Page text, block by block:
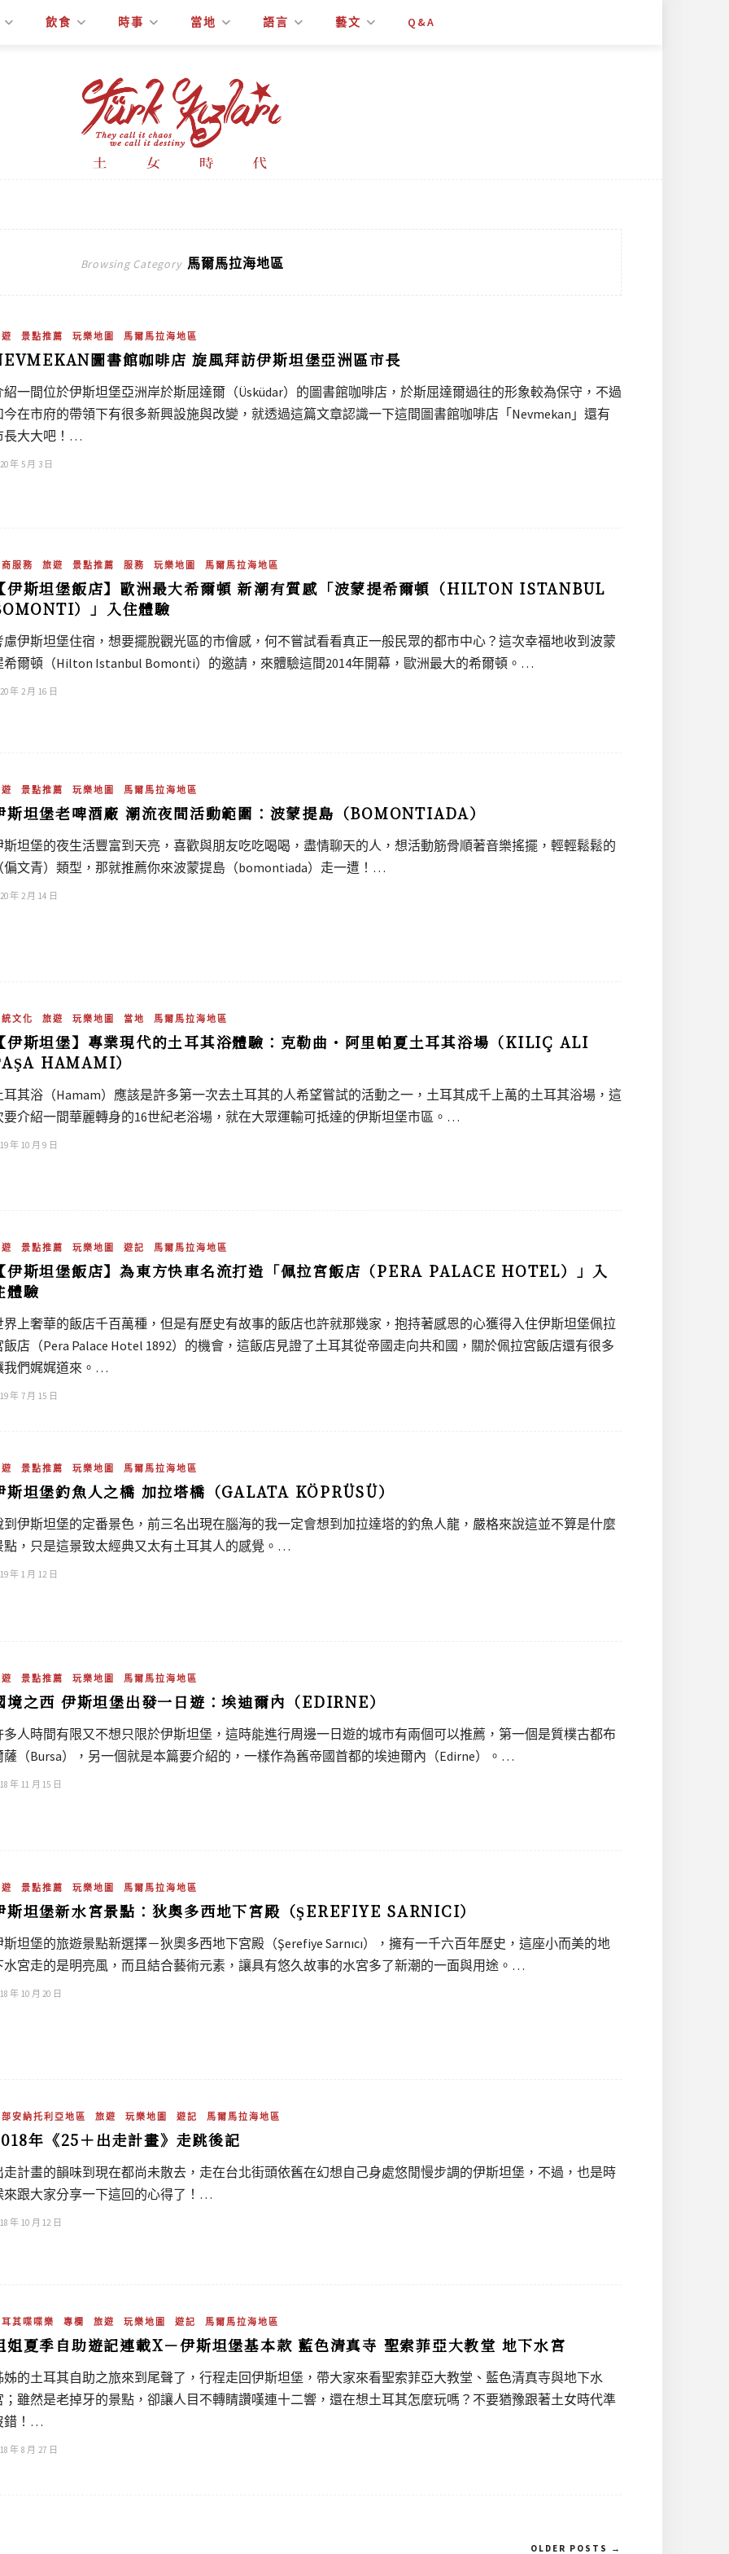
飲食 時事 當地 語言 藝文 Q&A
Browsing Category 馬爾馬拉海地區
景點推薦 玩樂地圖 馬爾馬拉海地區
圖書館咖啡店 旋風拜訪伊斯坦堡亞洲區市長
紹一間位於伊斯坦堡亞洲岸於斯屈達爾（Üsküdar）的圖書館咖啡店，於斯屈達爾過往的形象較為保守，不過
今在市府的帶領下有很多新興設施與改變，就透過這篇文章認識一下這間圖書館咖啡店「Nevmekan」還有
長大大吧！…
年 5 月 3 日
服務 旅遊 景點推薦 服務 玩樂地圖 馬爾馬拉海地區
伊斯坦堡飯店】歐洲最大希爾頓 新潮有質感「波蒙提希爾頓（HILTON ISTANBUL
）」入住體驗
慮伊斯坦堡住宿，想要擺脫觀光區的市儈感，何不嘗試看看真正一般民眾的都市中心？這次幸福地收到波蒙
希爾頓（Hilton Istanbul Bomonti）的邀請，來體驗這間2014年開幕，歐洲最大的希爾頓。…
年 2 月 16 日
景點推薦 玩樂地圖 馬爾馬拉海地區
斯坦堡老啤酒廠 潮流夜間活動範圍：波蒙提島（BOMONTIADA）
斯坦堡的夜生活豐富到天亮，喜歡與朋友吃吃喝喝，盡情聊天的人，想活動筋骨順著音樂搖擺，輕輕鬆鬆的
偏文青）類型，那就推薦你來波蒙提島（bomontiada）走一遭！…
年 2 月 14 日
文化 旅遊 玩樂地圖 當地 馬爾馬拉海地區
伊斯坦堡】專業現代的土耳其浴體驗：克勒曲・阿里帕夏土耳其浴場（KILIÇ ALI
HAMAMI）
耳其浴（Hamam）應該是許多第一次去土耳其的人希望嘗試的活動之一，土耳其成千上萬的土耳其浴場，這
要介紹一間華麗轉身的16世紀老浴場，就在大眾運輸可抵達的伊斯坦堡市區。…
年 10 月 9 日
景點推薦 玩樂地圖 遊記 馬爾馬拉海地區
伊斯坦堡飯店】為東方快車名流打造「佩拉宮飯店（PERA PALACE HOTEL）」入
體驗
界上奢華的飯店千百萬種，但是有歷史有故事的飯店也許就那幾家，抱持著感恩的心獲得入住伊斯坦堡佩拉
飯店（Pera Palace Hotel 1892）的機會，這飯店見證了土耳其從帝國走向共和國，關於佩拉宮飯店還有很多
我們娓娓道來。…
年 7 月 15 日
景點推薦 玩樂地圖 馬爾馬拉海地區
斯坦堡釣魚人之橋 加拉塔橋（GALATA KÖPRÜSÜ）
到伊斯坦堡的定番景色，前三名出現在腦海的我一定會想到加拉達塔的釣魚人龍，嚴格來說這並不算是什麼
點，只是這景致太經典又太有土耳其人的感覺。…
年 1 月 12 日
景點推薦 玩樂地圖 馬爾馬拉海地區
境之西 伊斯坦堡出發一日遊：埃迪爾內（EDIRNE）
多人時間有限又不想只限於伊斯坦堡，這時能進行周邊一日遊的城市有兩個可以推薦，第一個是質樸古都布
薩（Bursa），另一個就是本篇要介紹的，一樣作為舊帝國首都的埃迪爾內（Edirne）。…
年 11 月 15 日
景點推薦 玩樂地圖 馬爾馬拉海地區
斯坦堡新水宮景點：狄奧多西地下宮殿（ŞEREFIYE SARNICI）
斯坦堡的旅遊景點新選擇－狄奧多西地下宮殿（Şerefiye Sarnıcı），擁有一千六百年歷史，這座小而美的地
水宮走的是明亮風，而且結合藝術元素，讓具有悠久故事的水宮多了新潮的一面與用途。…
年 10 月 20 日
安納托利亞地區 旅遊 玩樂地圖 遊記 馬爾馬拉海地區
年《25＋出走計畫》走跳後記
走計畫的韻味到現在都尚未散去，走在台北街頭依舊在幻想自己身處悠閒慢步調的伊斯坦堡，不過，也是時
來跟大家分享一下這回的心得了！…
年 10 月 12 日
其喋喋樂 專欄 旅遊 玩樂地圖 遊記 馬爾馬拉海地區
姐夏季自助遊記連載X－伊斯坦堡基本款 藍色清真寺 聖索菲亞大教堂 地下水宮
姊的土耳其自助之旅來到尾聲了，行程走回伊斯坦堡，帶大家來看聖索菲亞大教堂、藍色清真寺與地下水
；雖然是老掉牙的景點，卻讓人目不轉睛讚嘆連十二響，還在想土耳其怎麼玩嗎？不要猶豫跟著土女時代準
錯！…
年 8 月 27 日
OLDER POSTS →